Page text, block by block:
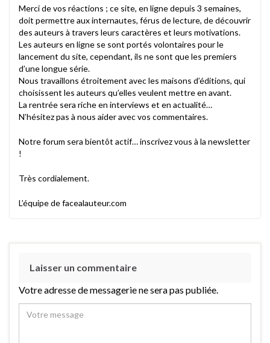
Merci de vos réactions ; ce site, en ligne depuis 3 semaines,
doit permettre aux internautes, férus de lecture, de découvrir
des auteurs à travers leurs caractères et leurs motivations.
Les auteurs en ligne se sont portés volontaires pour le
lancement du site, cependant, ils ne sont que les premiers
d’une longue série.
Nous travaillons étroitement avec les maisons d’éditions, qui
choisissent les auteurs qu’elles veulent mettre en avant.
La rentrée sera riche en interviews et en actualité…
N’hésitez pas à nous aider avec vos commentaires.
Notre forum sera bientôt actif… inscrivez vous à la newsletter
!
Très cordialement.
L’équipe de facealauteur.com
Laisser un commentaire
Votre adresse de messagerie ne sera pas publiée.